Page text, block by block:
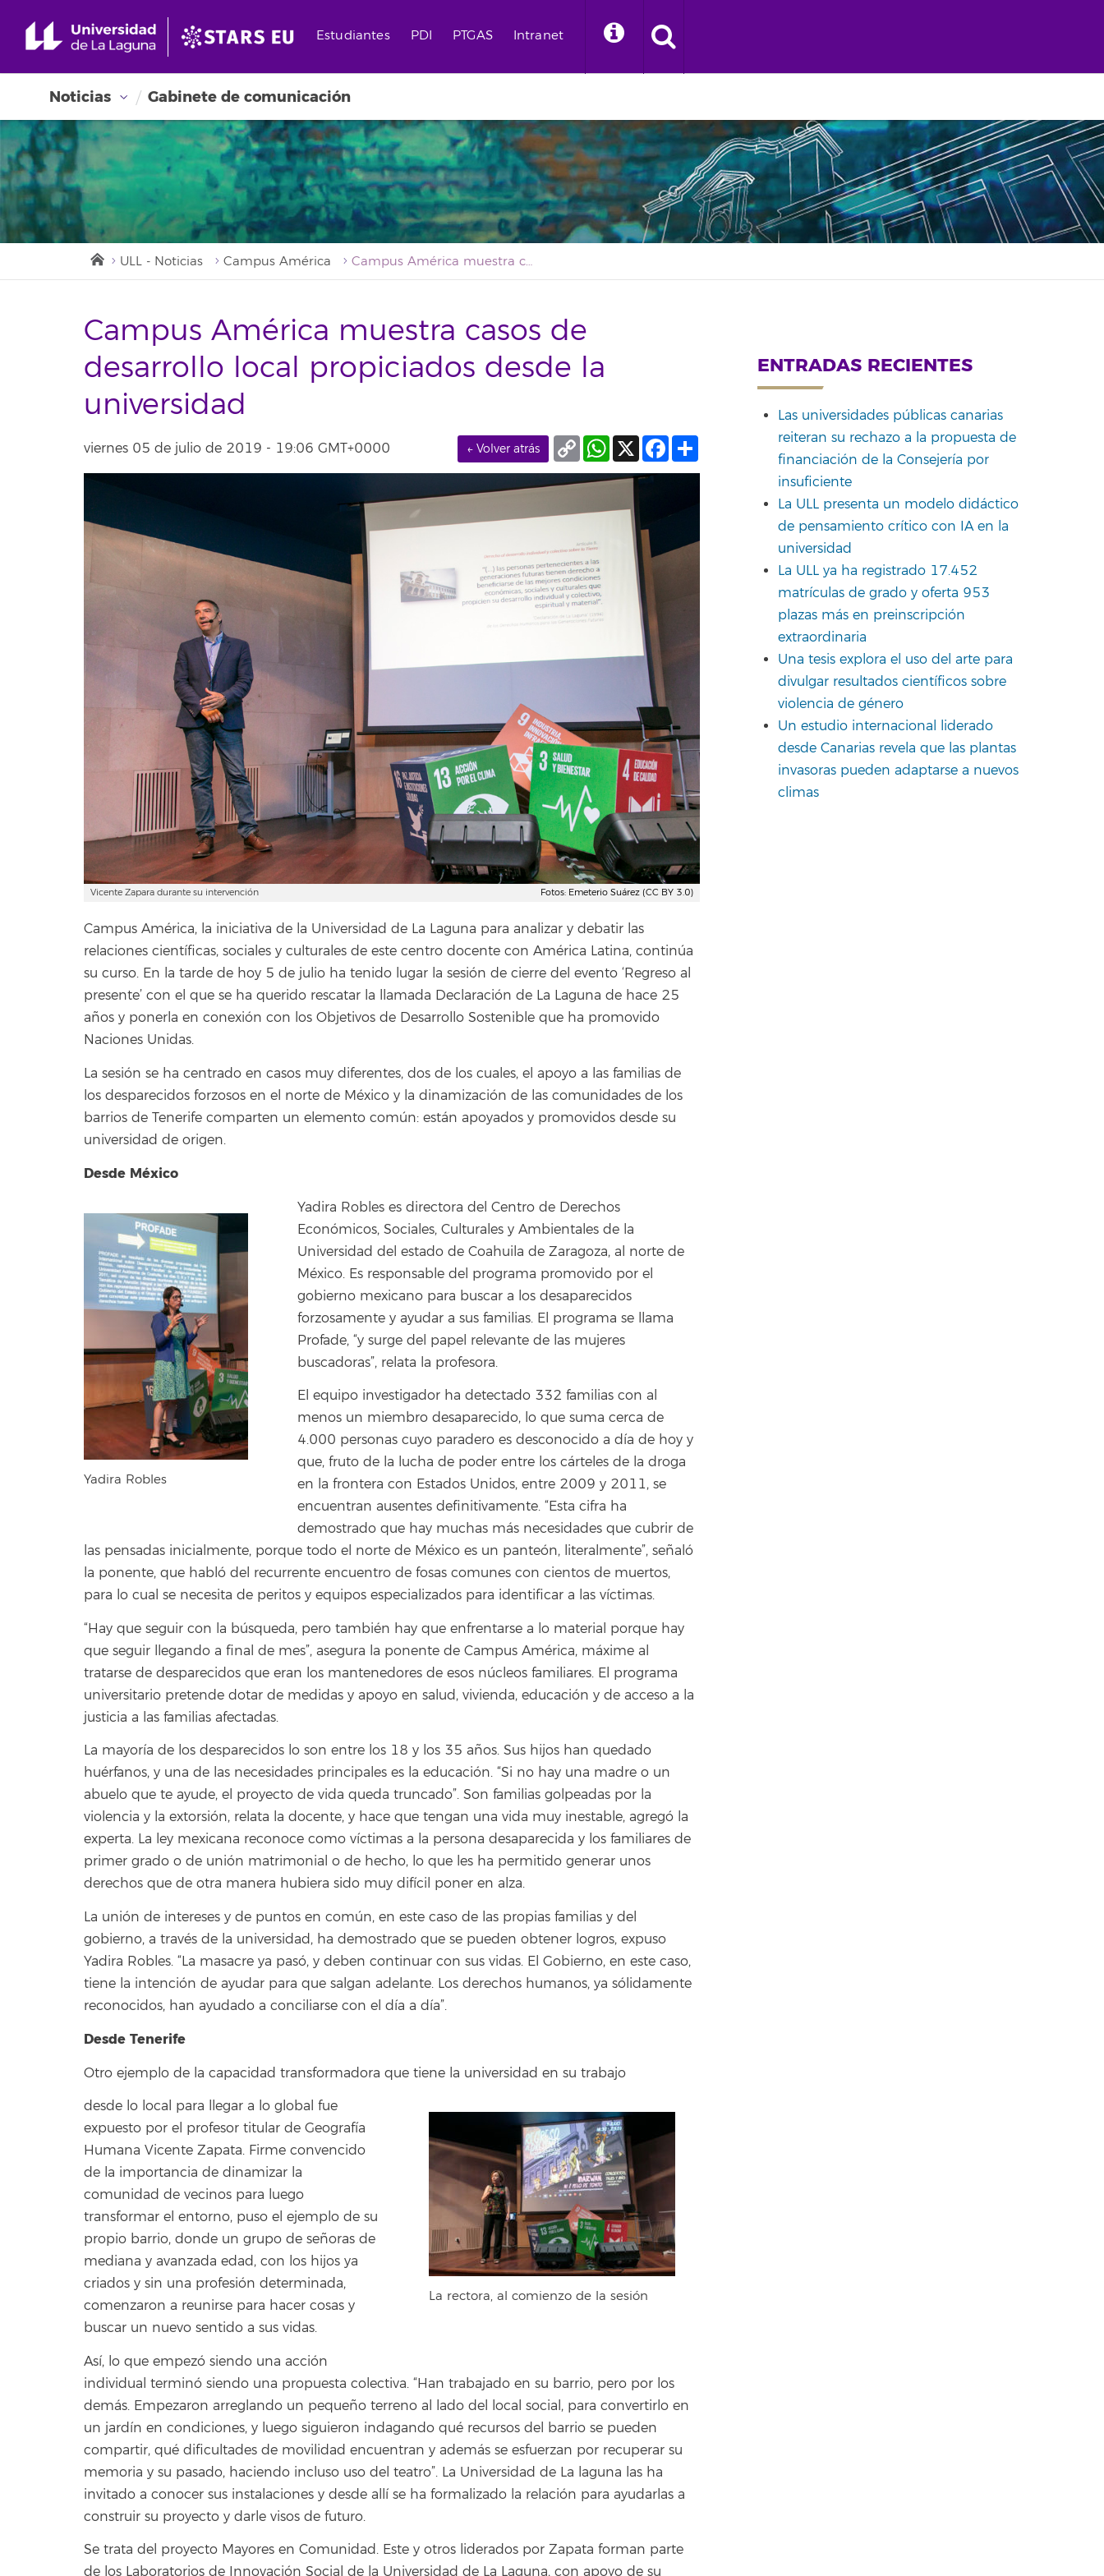
Estudiantes PDI PTGAS Intranet
Noticias Gabinete de comunicación
ULL - Noticias Campus América Campus América muestra casos de desarrollo local propiciados desde la universidad
Campus América muestra casos de
desarrollo local propiciados desde la
universidad
viernes 05 de julio de 2019 - 19:06 GMT+0000 ← Volver atrás Facebook
X
WhatsApp
Copy
Link
Vicente Zapara durante su intervención Fotos: Emeterio Suárez (CC BY 3.0)
Campus América, la iniciativa de la Universidad de La Laguna para analizar y debatir las
relaciones científicas, sociales y culturales de este centro docente con América Latina, continúa
su curso. En la tarde de hoy 5 de julio ha tenido lugar la sesión de cierre del evento ‘Regreso al
presente’ con el que se ha querido rescatar la llamada Declaración de La Laguna de hace 25
años y ponerla en conexión con los Objetivos de Desarrollo Sostenible que ha promovido
Naciones Unidas.
La sesión se ha centrado en casos muy diferentes, dos de los cuales, el apoyo a las familias de
los desparecidos forzosos en el norte de México y la dinamización de las comunidades de los
barrios de Tenerife comparten un elemento común: están apoyados y promovidos desde su
universidad de origen.
Desde México
Yadira Robles
Yadira Robles es directora del Centro de Derechos
Económicos, Sociales, Culturales y Ambientales de la
Universidad del estado de Coahuila de Zaragoza, al norte de
México. Es responsable del programa promovido por el
gobierno mexicano para buscar a los desaparecidos
forzosamente y ayudar a sus familias. El programa se llama
Profade, “y surge del papel relevante de las mujeres
buscadoras”, relata la profesora.
El equipo investigador ha detectado 332 familias con al
menos un miembro desaparecido, lo que suma cerca de
4.000 personas cuyo paradero es desconocido a día de hoy y
que, fruto de la lucha de poder entre los cárteles de la droga
en la frontera con Estados Unidos, entre 2009 y 2011, se
encuentran ausentes definitivamente. “Esta cifra ha
demostrado que hay muchas más necesidades que cubrir de
las pensadas inicialmente, porque todo el norte de México es un panteón, literalmente”, señaló
la ponente, que habló del recurrente encuentro de fosas comunes con cientos de muertos,
para lo cual se necesita de peritos y equipos especializados para identificar a las víctimas.
“Hay que seguir con la búsqueda, pero también hay que enfrentarse a lo material porque hay
que seguir llegando a final de mes”, asegura la ponente de Campus América, máxime al
tratarse de desparecidos que eran los mantenedores de esos núcleos familiares. El programa
universitario pretende dotar de medidas y apoyo en salud, vivienda, educación y de acceso a la
justicia a las familias afectadas.
La mayoría de los desparecidos lo son entre los 18 y los 35 años. Sus hijos han quedado
huérfanos, y una de las necesidades principales es la educación. “Si no hay una madre o un
abuelo que te ayude, el proyecto de vida queda truncado”. Son familias golpeadas por la
violencia y la extorsión, relata la docente, y hace que tengan una vida muy inestable, agregó la
experta. La ley mexicana reconoce como víctimas a la persona desaparecida y los familiares de
primer grado o de unión matrimonial o de hecho, lo que les ha permitido generar unos
derechos que de otra manera hubiera sido muy difícil poner en alza.
La unión de intereses y de puntos en común, en este caso de las propias familias y del
gobierno, a través de la universidad, ha demostrado que se pueden obtener logros, expuso
Yadira Robles. “La masacre ya pasó, y deben continuar con sus vidas. El Gobierno, en este caso,
tiene la intención de ayudar para que salgan adelante. Los derechos humanos, ya sólidamente
reconocidos, han ayudado a conciliarse con el día a día”.
Desde Tenerife
Otro ejemplo de la capacidad transformadora que tiene la universidad en su trabajo
La rectora, al comienzo de la sesión
desde lo local para llegar a lo global fue
expuesto por el profesor titular de Geografía
Humana Vicente Zapata. Firme convencido
de la importancia de dinamizar la
comunidad de vecinos para luego
transformar el entorno, puso el ejemplo de su
propio barrio, donde un grupo de señoras de
mediana y avanzada edad, con los hijos ya
criados y sin una profesión determinada,
comenzaron a reunirse para hacer cosas y
buscar un nuevo sentido a sus vidas.
Así, lo que empezó siendo una acción
individual terminó siendo una propuesta colectiva. “Han trabajado en su barrio, pero por los
demás. Empezaron arreglando un pequeño terreno al lado del local social, para convertirlo en
un jardín en condiciones, y luego siguieron indagando qué recursos del barrio se pueden
compartir, qué dificultades de movilidad encuentran y además se esfuerzan por recuperar su
memoria y su pasado, haciendo incluso uso del teatro”. La Universidad de La laguna las ha
invitado a conocer sus instalaciones y desde allí se ha formalizado la relación para ayudarlas a
construir su proyecto y darle visos de futuro.
Se trata del proyecto Mayores en Comunidad. Este y otros liderados por Zapata forman parte
de los Laboratorios de Innovación Social de la Universidad de La Laguna, con apoyo de su
ENTRADAS RECIENTES
Las universidades públicas canarias
reiteran su rechazo a la propuesta de
financiación de la Consejería por
insuficiente
La ULL presenta un modelo didáctico
de pensamiento crítico con IA en la
universidad
La ULL ya ha registrado 17.452
matrículas de grado y oferta 953
plazas más en preinscripción
extraordinaria
Una tesis explora el uso del arte para
divulgar resultados científicos sobre
violencia de género
Un estudio internacional liderado
desde Canarias revela que las plantas
invasoras pueden adaptarse a nuevos
climas